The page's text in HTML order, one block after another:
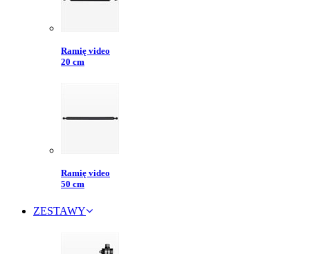
Ramię video
20 cm
Ramię video
50 cm
ZESTAWY